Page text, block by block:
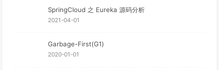
SpringCloud 之 Eureka 源码分析
2021-04-01
Garbage-First(G1)
2020-01-01